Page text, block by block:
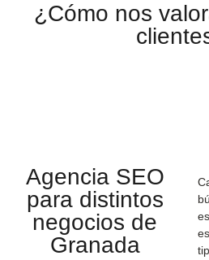
¿Cómo nos
Agencia SEO
para distintos
negocios de
Granada